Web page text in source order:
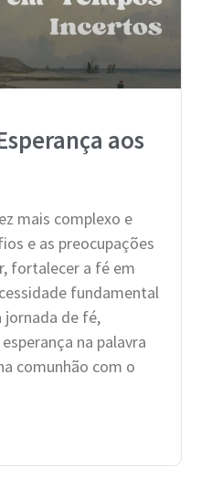
aos
mais complexo e
e as preocupações
fortalecer a fé em
fundamental
jornada de fé,
na palavra
comunhão com o